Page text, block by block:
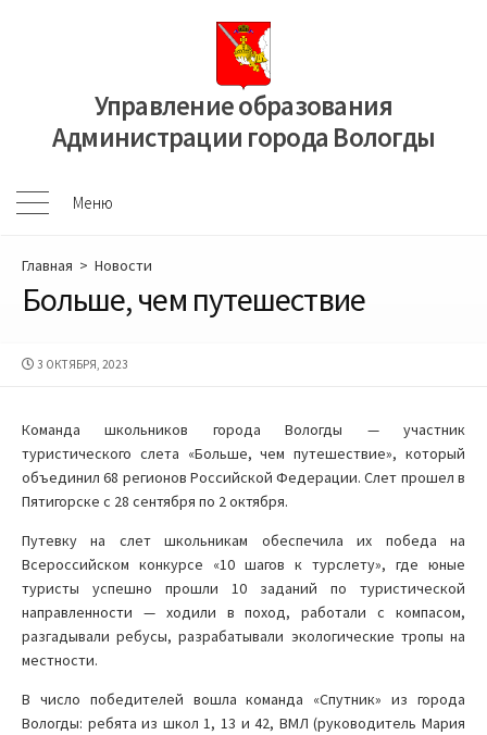
Управление образования
Администрации города Вологды
Меню
Меню
Главная > Новости
Больше, чем путешествие
ДАТА
3 ОКТЯБРЯ, 2023
Команда школьников города Вологды — участник
туристического слета «Больше, чем путешествие», который
объединил 68 регионов Российской Федерации. Слет прошел в
Пятигорске с 28 сентября по 2 октября.
Путевку на слет школьникам обеспечила их победа на
Всероссийском конкурсе «10 шагов к турслету», где юные
туристы успешно прошли 10 заданий по туристической
направленности — ходили в поход, работали с компасом,
разгадывали ребусы, разрабатывали экологические тропы на
местности.
В число победителей вошла команда «Спутник» из города
Вологды: ребята из школ 1, 13 и 42, ВМЛ (руководитель Мария